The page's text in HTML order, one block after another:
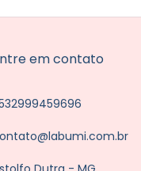
em contato